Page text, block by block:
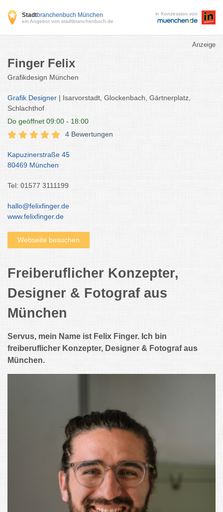
Stadtbranchenbuch München
ein Angebot von stadtbranchenbuch.de
in Konzession von
Anzeige
Finger Felix
Grafikdesign München
Grafik Designer | Isarvorstadt, Glockenbach, Gärtnerplatz,
Schlachthof
Do geöffnet 09:00 - 18:00
4 Bewertungen
Kapuzinerstraße 45
80469 München
Tel: 01577 3111199
hallo@felixfinger.de
www.felixfinger.de
Webseite besuchen
Freiberuflicher Konzepter,
Designer & Fotograf aus
München
Servus, mein Name ist Felix Finger. Ich bin
freiberuflicher Konzepter, Designer & Fotograf aus
München.